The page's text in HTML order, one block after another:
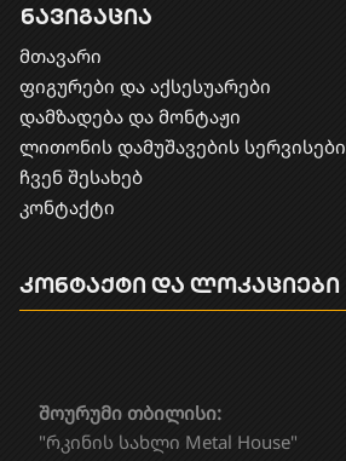
ნავიგაცია
მთავარი
ფიგურები და აქსესუარები
დამზადება და მონტაჟი
​ლითონის დამუშავების სერვისები
ჩვენ შესახებ
კონტაქტი
შოურუმი თბილისი:
"რკინის სახლი Metal House"
კონტაქტი და ლოკაციები